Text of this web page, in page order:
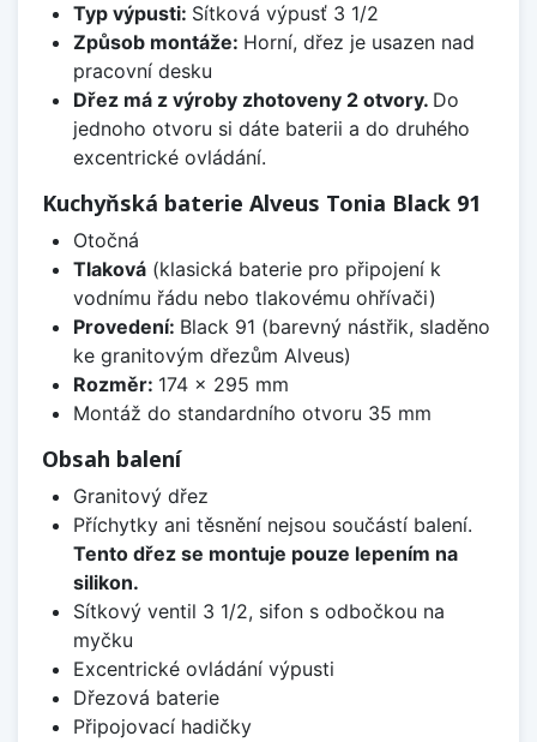
Typ výpusti: Sítková výpusť 3 1/2
Způsob montáže: Horní, dřez je usazen nad
pracovní desku
Dřez má z výroby zhotoveny 2 otvory. Do
jednoho otvoru si dáte baterii a do druhého
excentrické ovládání.
Kuchyňská baterie Alveus Tonia Black 91
Otočná
Tlaková(klasická baterie pro připojení k
vodnímu řádu nebo tlakovému ohřívači)
Provedení: Black 91 (barevný nástřik, sladěno
ke granitovým dřezům Alveus)
Rozměr: 174 x 295 mm
Montáž do standardního otvoru 35 mm
Obsah balení
Granitový dřez
Příchytky ani těsnění nejsou součástí balení.
Tento dřez se montuje pouze lepením na
silikon.
Sítkový ventil 3 1/2, sifon s odbočkou na
myčku
Excentrické ovládání výpusti
Dřezová baterie
Připojovací hadičky